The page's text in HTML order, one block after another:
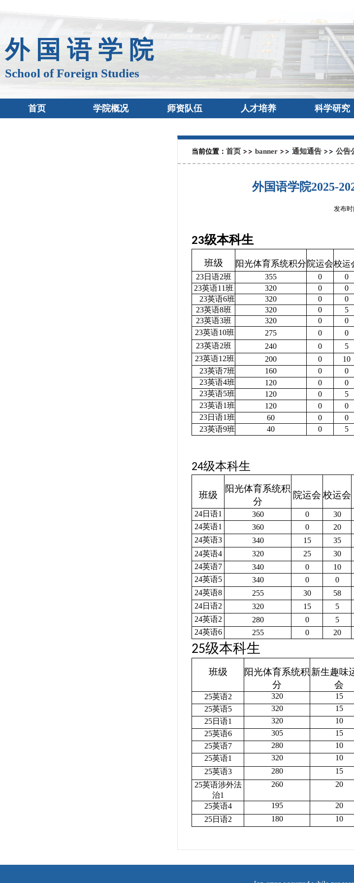
外 国 语 学 院
School of Foreign Studies
首页 学院概况 师资队伍 人才培养 科学研究
当前位置： 首页 banner 通知通告 公告
外国语学院2025-
发布时
23级本科生
班级 阳光体育系统积分 院运会校运
23日语2班 355 0 0
23英语11班
320 0 0
23英语6班
320 0 0
23英语8班
320 0 5
23英语3班
320 0 0
23英语10班
275 0 0
23英语2班
240 0 5
23英语12班
200 0 10
23英语7班
160 0 0
23英语4班
120 0 0
23英语5班
120 0 5
23英语1班
120 0 0
23日语1班
60 0 0
23英语9班
40 0 5
24级本科生
班级
阳光体育系统积
分
院运会 校运会
24日语1 360 0 30
24英语1
360 0 20
24英语3
340 15 35
24英语4
320 25 30
24英语7
340 0 10
24英语5
340 0 0
24英语8
255 30 58
24日语2
320 15 5
24英语2
280 0 5
24英语6
255 0 20
25级本科生
班级
阳光体育系统积
分
新生趣味
会
25英语2 320 15
25英语5
320 15
25日语1
320 10
25英语6
305 15
25英语7
280 10
25英语1
320 10
25英语3
280 15
25英语涉外法
治1
260 20
25英语4 195 20
25日语2
180 10